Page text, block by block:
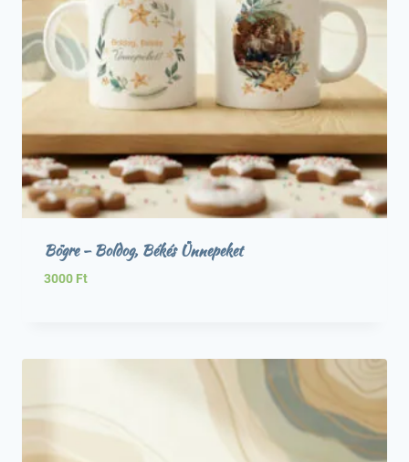
Bögre – Boldog, Békés Ünnepeket
3000 Ft